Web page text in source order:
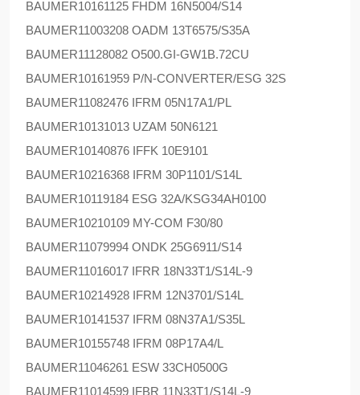
BAUMER10161125 FHDM 16N5004/S14
BAUMER11003208 OADM 13T6575/S35A
BAUMER11128082 O500.GI-GW1B.72CU
BAUMER10161959 P/N-CONVERTER/ESG 32S
BAUMER11082476 IFRM 05N17A1/PL
BAUMER10131013 UZAM 50N6121
BAUMER10140876 IFFK 10E9101
BAUMER10216368 IFRM 30P1101/S14L
BAUMER10119184 ESG 32A/KSG34AH0100
BAUMER10210109 MY-COM F30/80
BAUMER11079994 ONDK 25G6911/S14
BAUMER11016017 IFRR 18N33T1/S14L-9
BAUMER10214928 IFRM 12N3701/S14L
BAUMER10141537 IFRM 08N37A1/S35L
BAUMER10155748 IFRM 08P17A4/L
BAUMER11046261 ESW 33CH0500G
BAUMER11014599 IFBR 11N33T1/S14L-9